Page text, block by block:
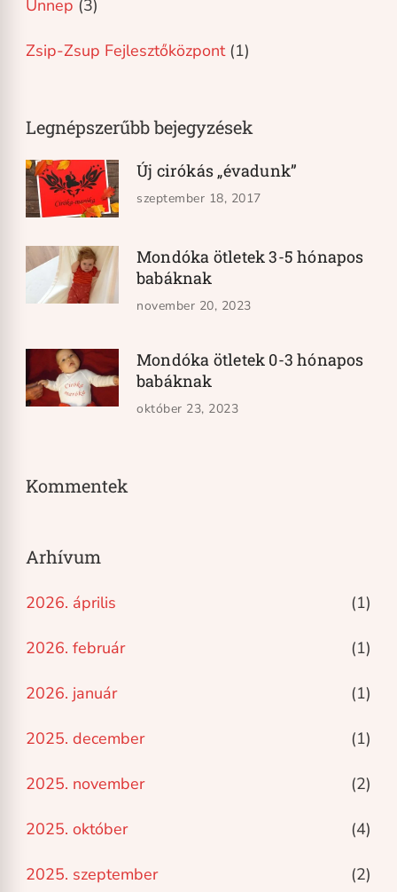
Ünnep (3)
Zsip-Zsup Fejlesztőközpont(1)
Legnépszerűbb bejegyzések
Új cirókás „évadunk”
szeptember 18, 2017
Mondóka ötletek 3-5 hónapos
babáknak
november 20, 2023
Mondóka ötletek 0-3 hónapos
babáknak
október 23, 2023
Kommentek
Arhívum
2026. április (1)
2026. február (1)
2026. január (1)
2025. december (1)
2025. november (2)
2025. október (4)
2025. szeptember (2)